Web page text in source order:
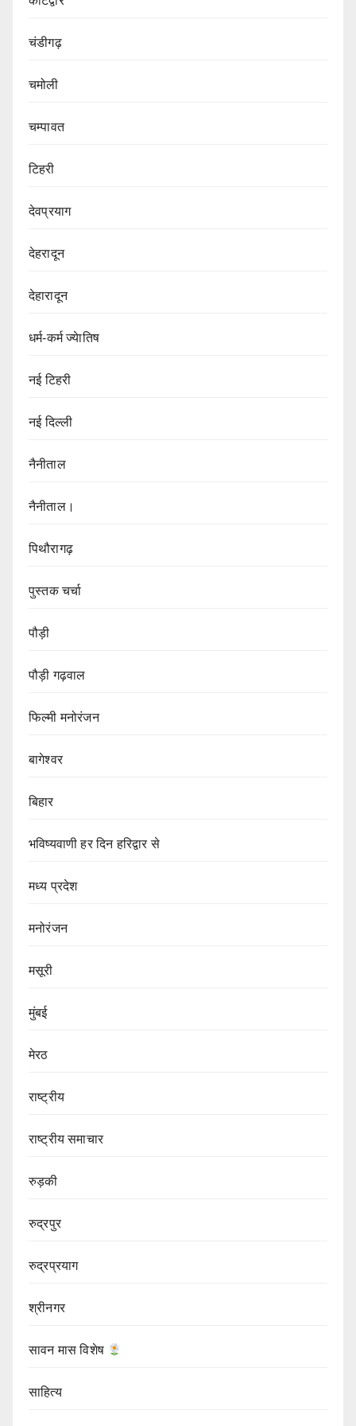
चंडीगढ़
चमोली
चम्पावत
टिहरी
देवप्रयाग
देहरादून
देहारादून
धर्म-कर्म ज्येातिष
नई टिहरी
नई दिल्ली
नैनीताल
नैनीताल।
पिथौरागढ़
पुस्तक चर्चा
पौड़ी
पौड़ी गढ़वाल
फिल्मी मनोरंजन
बागेश्वर
बिहार
भविष्यवाणी हर दिन हरिद्वार से
मध्य प्रदेश
मनोरंजन
मसूरी
मुंबई
मेरठ
राष्ट्रीय
राष्ट्रीय समाचार
रुड़की
रुद्रपुर
रुद्रप्रयाग
श्रीनगर
सावन मास विशेष
साहित्य